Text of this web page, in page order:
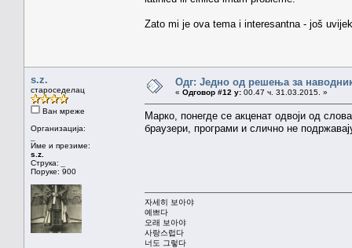
Zato mi je ova tema i interesantna - još
s.z.
староседелац
Ван мреже
Организација:
Име и презиме:
s.z.
Струка:
Поруке: 900
Одг: Једно од решења за
« Одговор #12 у: 00.47 ч. 31.03.2015. »
Марко, понегде се акценат одвоји од
браузери, програми и слично не
자세히 보아야
예쁘다
오래 보아야
사랑스럽다
너도 그렇다